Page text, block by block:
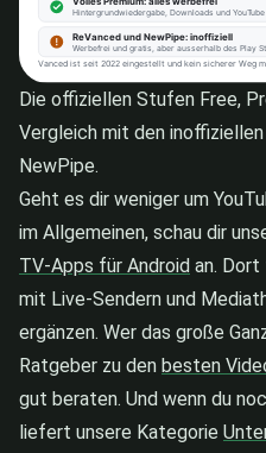
Die offiziellen Stufen Free,
Vergleich mit den
NewPipe.
Geht es dir weniger um
im Allgemeinen, schau dir
TV-Apps für Android an.
mit Live-Sendern und
ergänzen. Wer das große
Ratgeber zu den besten
gut beraten. Und wenn du
liefert unsere Kategorie